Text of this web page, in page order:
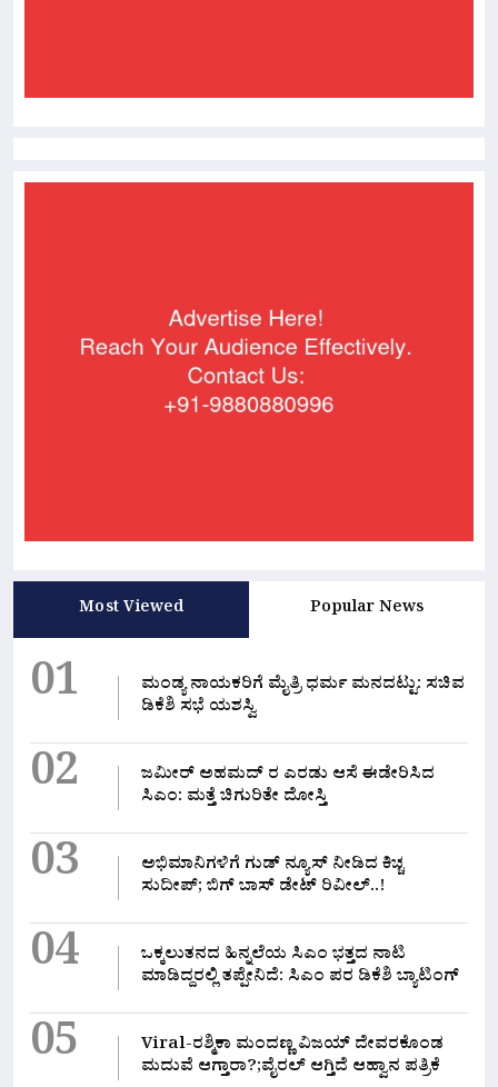
Most Viewed Popular News
01
ಮಂಡ್ಯ ನಾಯಕರಿಗೆ ಮೈತ್ರಿ ಧರ್ಮ ಮನದಟ್ಟು: ಸಚಿವ
ಡಿಕೆಶಿ ಸಭೆ ಯಶಸ್ವಿ
02
ಜಮೀರ್ ಅಹಮದ್ ರ ಎರಡು ಆಸೆ ಈಡೇರಿಸಿದ
ಸಿಎಂ: ಮತ್ತೆ ಚಿಗುರಿತೇ ದೋಸ್ತಿ
03
ಅಭಿಮಾನಿಗಳಿಗೆ ಗುಡ್ ನ್ಯೂಸ್ ನೀಡಿದ ಕಿಚ್ಚ
ಸುದೀಪ್; ಬಿಗ್ ಬಾಸ್ ಡೇಟ್ ರಿವೀಲ್..!
04
ಒಕ್ಕಲುತನದ ಹಿನ್ನಲೆಯ ಸಿಎಂ ಭತ್ತದ ನಾಟಿ
ಮಾಡಿದ್ದರಲ್ಲಿ‌ ತಪ್ಪೇನಿದೆ: ಸಿಎಂ ಪರ ಡಿಕೆಶಿ ಬ್ಯಾಟಿಂಗ್
05
Viral-ರಶ್ಮಿಕಾ ಮಂದಣ್ಣ ವಿಜಯ್ ದೇವರಕೊಂಡ
ಮದುವೆ ಆಗ್ತಾರಾ?;ವೈರಲ್ ಆಗ್ತಿದೆ ಆಹ್ವಾನ ಪತ್ರಿಕೆ